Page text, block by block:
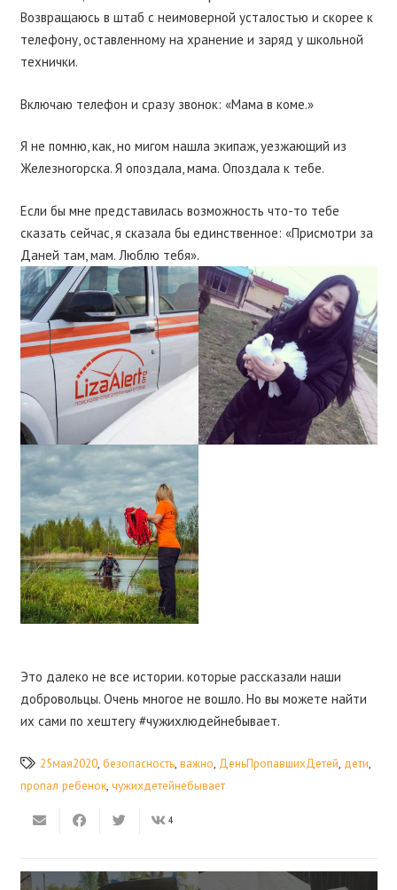
Возвращаюсь в штаб с неимоверной усталостью и скорее к
телефону, оставленному на хранение и заряд у школьной
технички.
Включаю телефон и сразу звонок: «Мама в коме.»
Я не помню, как, но мигом нашла экипаж, уезжающий из
Железногорска. Я опоздала, мама. Опоздала к тебе.
Если бы мне представилась возможность что-то тебе
сказать сейчас, я сказала бы единственное: «Присмотри за
Даней там, мам. Люблю тебя».
Это далеко не все истории. которые рассказали наши
добровольцы. Очень многое не вошло. Но вы можете найти
их сами по хештегу #чужихлюдейнебывает.
25мая2020, безопасность, важно, ДеньПропавшихДетей, дети,
пропал ребенок, чужихдетейнебывает
4